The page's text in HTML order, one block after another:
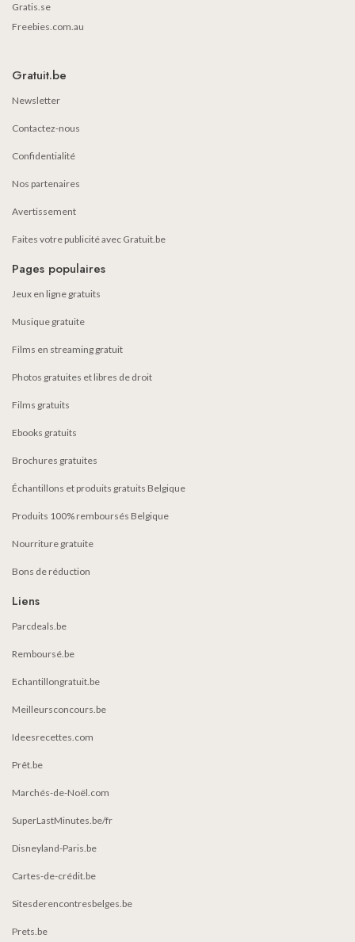
Gratis.se
Freebies.com.au
Gratuit.be
Newsletter
Contactez-nous
Confidentialité
Nos partenaires
Avertissement
Faites votre publicité avec Gratuit.be
Pages populaires
Jeux en ligne gratuits
Musique gratuite
Films en streaming gratuit
Photos gratuites et libres de droit
Films gratuits
Ebooks gratuits
Brochures gratuites
Échantillons et produits gratuits Belgique
Produits 100% remboursés Belgique
Nourriture gratuite
Bons de réduction
Liens
Parcdeals.be
Remboursé.be
Echantillongratuit.be
Meilleursconcours.be
Ideesrecettes.com
Prêt.be
Marchés-de-Noël.com
SuperLastMinutes.be/fr
Disneyland-Paris.be
Cartes-de-crédit.be
Sitesderencontresbelges.be
Prets.be